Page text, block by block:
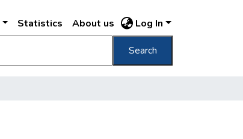
Statistics About us Log In
Search